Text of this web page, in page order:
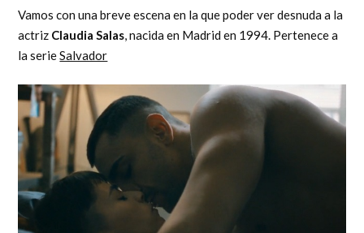
Vamos con una breve escena en la que poder ver desnuda a la
actriz Claudia Salas, nacida en Madrid en 1994. Pertenece a
la serieSalvador